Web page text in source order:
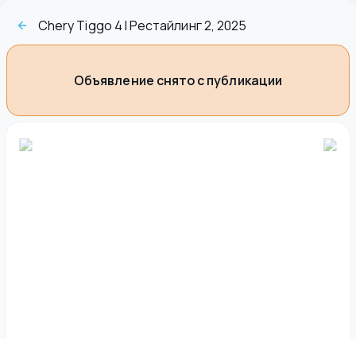
Chery Tiggo 4 I Рестайлинг 2, 2025
Объявление снято с публикации